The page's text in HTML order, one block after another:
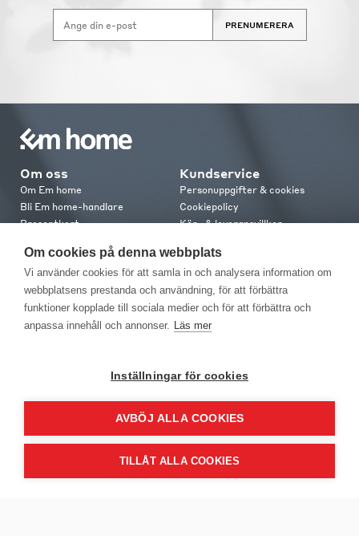
PRENUMERERA
Om oss
Om Em home
Bli Em home-handlare
Presentkort
Em home Club
Medlemsvillkor
Kundservice
Personuppgifter & cookies
Cookiepolicy
Köp- & leveransvillkor
Retur & reklamation
Kontakt
Kontakta oss
Om cookies på denna webbplats
Vi använder cookies för att samla in och analysera information om
webbplatsens prestanda och användning, för att förbättra
funktioner kopplade till sociala medier och för att förbättra och
anpassa innehåll och annonser. Läs mer
Inställningar för cookies
AVBÖJ ALLA COOKIES
TILLÅT ALLA COOKIES